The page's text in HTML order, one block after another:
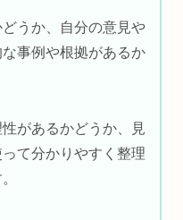
うか、自分の意見や
事例や根拠があるか
があるかどうか、見
て分かりやすく整理